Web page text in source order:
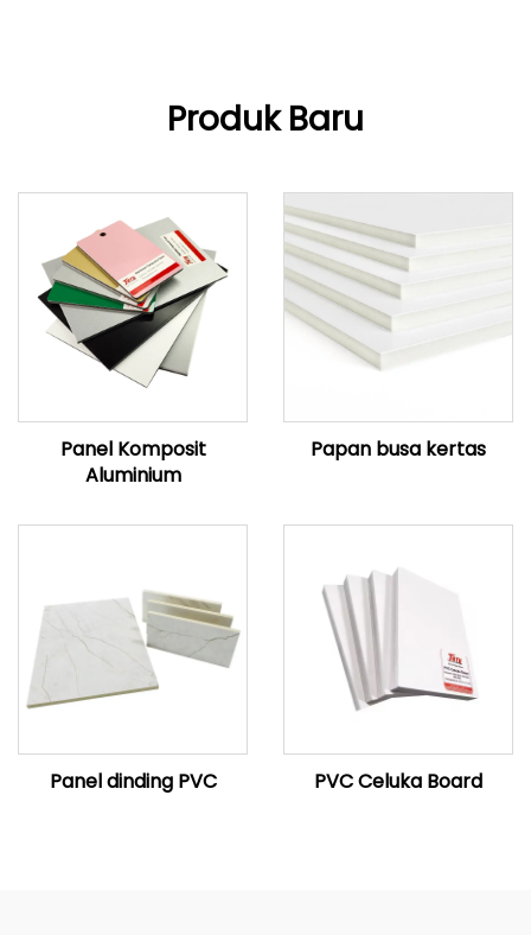
Produk Baru
Panel Komposit
Aluminium
Papan busa kertas
Panel dinding PVC PVC Celuka Board